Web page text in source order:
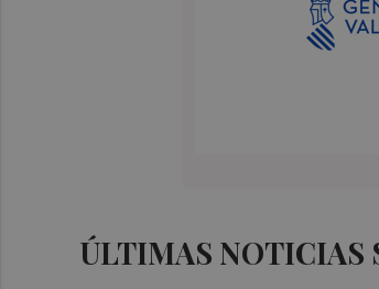
ÚLTIMAS NOTICIAS